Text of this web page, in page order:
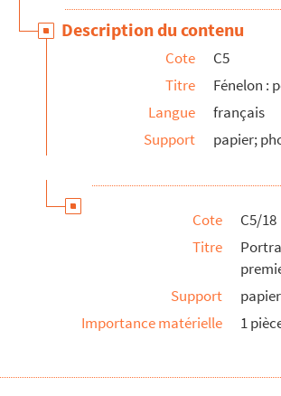
C5/47 à 48. Bois gravé par Godard II
C6. Portraits originaux
Série D. Bibliothèque d’imprimés fénelonniens
Description du contenu
Cote
C5
Titre
Fénelon :
Langue
français
Support
papier;
Cote
C5/18
Titre
Support
papier
Importance matérielle
1